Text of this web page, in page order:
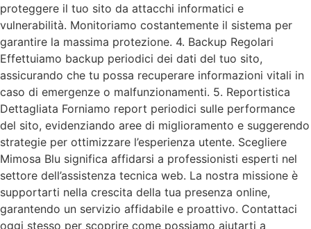
proteggere il tuo sito da attacchi informatici e
vulnerabilità. Monitoriamo costantemente il sistema per
garantire la massima protezione. 4. Backup Regolari
Effettuiamo backup periodici dei dati del tuo sito,
assicurando che tu possa recuperare informazioni vitali in
caso di emergenze o malfunzionamenti. 5. Reportistica
Dettagliata Forniamo report periodici sulle performance
del sito, evidenziando aree di miglioramento e suggerendo
strategie per ottimizzare l’esperienza utente. Scegliere
Mimosa Blu significa affidarsi a professionisti esperti nel
settore dell’assistenza tecnica web. La nostra missione è
supportarti nella crescita della tua presenza online,
garantendo un servizio affidabile e proattivo. Contattaci
oggi stesso per scoprire come possiamo aiutarti a